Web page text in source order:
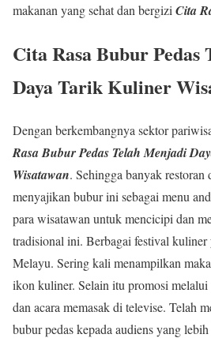
makanan yang sehat dan bergizi Cita
Cita Rasa Bubur Pedas
Daya Tarik Kuliner
Dengan berkembangnya sektor
Rasa Bubur Pedas Telah Menjadi
Wisatawan. Sehingga banyak
menyajikan bubur ini sebagai menu
para wisatawan untuk mencicipi dan
tradisional ini. Berbagai festival kuliner
Melayu. Sering kali menampilkan
ikon kuliner. Selain itu promosi
dan acara memasak di televise. Telah
bubur pedas kepada audiens yang